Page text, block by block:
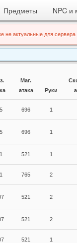
Предметы NPC и
не актуальные для сервера
Маг.
атака
Руки
696 1
696 1
521 1
765 2
521 2
521 2
521 1